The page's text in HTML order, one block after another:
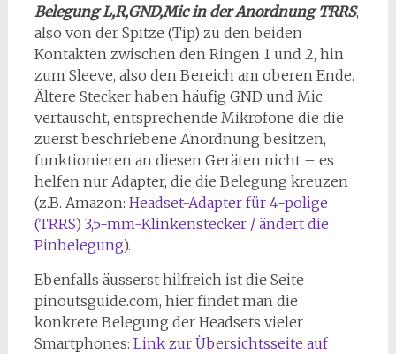
Belegung L,R,GND,Mic in der Anordnung TRRS,
also von der Spitze (Tip) zu den beiden
Kontakten zwischen den Ringen 1 und 2, hin
zum Sleeve, also den Bereich am oberen Ende.
Ältere Stecker haben häufig GND und Mic
vertauscht, entsprechende Mikrofone die die
zuerst beschriebene Anordnung besitzen,
funktionieren an diesen Geräten nicht – es
helfen nur Adapter, die die Belegung kreuzen
(z.B. Amazon: Headset-Adapter für 4-polige
(TRRS) 3,5-mm-Klinkenstecker / ändert die
Pinbelegung).
Ebenfalls äusserst hilfreich ist die Seite
pinoutsguide.com, hier findet man die
konkrete Belegung der Headsets vieler
Smartphones: Link zur Übersichtsseite auf